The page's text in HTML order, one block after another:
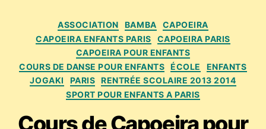
et
Cours
de
danse
Catégories
ASSOCIATION BAMBA
CAPOEIRA
CAPOEIRA ENFANTS PARIS
CAPOEIRA PARIS
CAPOEIRA POUR ENFANTS
COURS DE DANSE POUR ENFANTS
ÉCOLE
ENFANTS
JOGAKI
PARIS RENTRÉE SCOLAIRE 2013 2014
SPORT POUR ENFANTS A PARIS
Cours de Capoeira pour